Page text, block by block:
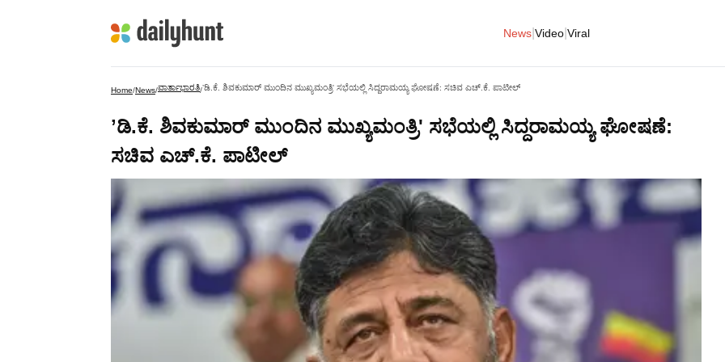
News Video Viral
Home/News/ವಾರ್ತಾಭಾರತಿ/ʼಡಿ.ಕೆ. ಶಿವಕುಮಾರ್ ಮುಂದಿನ ಮುಖ್ಯಮಂತ್ರಿ' ಸಭೆಯಲ್ಲಿ ಸಿದ್ದರಾಮಯ್ಯ ಘೋಷಣೆ: ಸಚಿವ ಎಚ್‌.ಕೆ. ಪಾಟೀಲ್
ʼಡಿ.ಕೆ. ಶಿವಕುಮಾರ್ ಮುಂದಿನ ಮುಖ್ಯಮಂತ್ರಿ' ಸಭೆಯಲ್ಲಿ ಸಿದ್ದರಾಮಯ್ಯ ಘೋಷಣೆ:
ಸಚಿವ ಎಚ್‌.ಕೆ. ಪಾಟೀಲ್